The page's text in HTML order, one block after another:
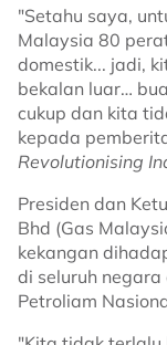
"Setahu saya,
Malaysia 80
domestik... jadi,
bekalan luar…
cukup dan kita
kepada
Revolutionising
Presiden dan
Bhd (Gas
kekangan
di seluruh
Petroliam